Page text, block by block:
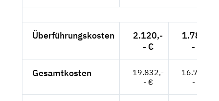
Überführungskosten
2.120,-
- €
1.782,-
- €
Gesamtkosten
19.832,-
- €
16.710,-
- €